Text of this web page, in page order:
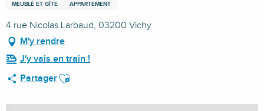
MEUBLÉ ET GÎTE APPARTEMENT
4 rue Nicolas Larbaud, 03200 Vichy
M'y rendre
J'y vais en train !
PartagerAjouter aux favoris